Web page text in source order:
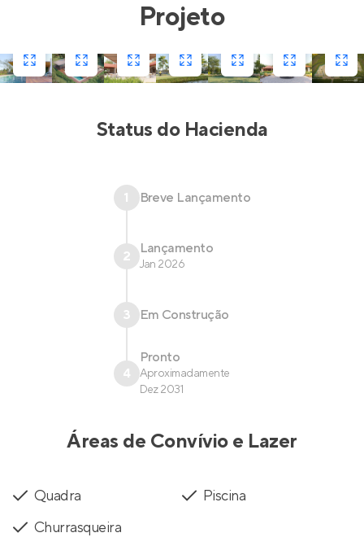
Projeto
Status do Hacienda
1 Breve Lançamento
2 Lançamento
Jan 2026
3 Em Construção
4
Pronto
Aproximadamente
Dez 2031
Áreas de Convívio e Lazer
Quadra
Piscina
Churrasqueira